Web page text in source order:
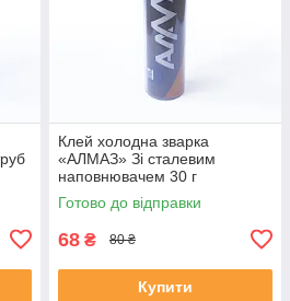
Клей холодна зварка
«АЛМАЗ» Зі сталевим
наповнювачем 30 г
Готово до відправки
68 ₴ 80 ₴
Купити